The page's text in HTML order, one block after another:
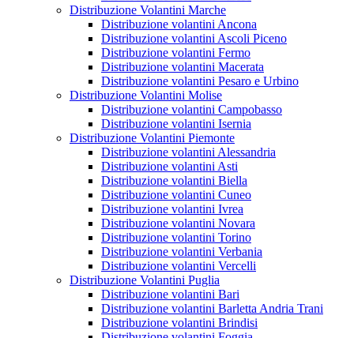
Distribuzione Volantini Marche
Distribuzione volantini Ancona
Distribuzione volantini Ascoli Piceno
Distribuzione volantini Fermo
Distribuzione volantini Macerata
Distribuzione volantini Pesaro e Urbino
Distribuzione Volantini Molise
Distribuzione volantini Campobasso
Distribuzione volantini Isernia
Distribuzione Volantini Piemonte
Distribuzione volantini Alessandria
Distribuzione volantini Asti
Distribuzione volantini Biella
Distribuzione volantini Cuneo
Distribuzione volantini Ivrea
Distribuzione volantini Novara
Distribuzione volantini Torino
Distribuzione volantini Verbania
Distribuzione volantini Vercelli
Distribuzione Volantini Puglia
Distribuzione volantini Bari
Distribuzione volantini Barletta Andria Trani
Distribuzione volantini Brindisi